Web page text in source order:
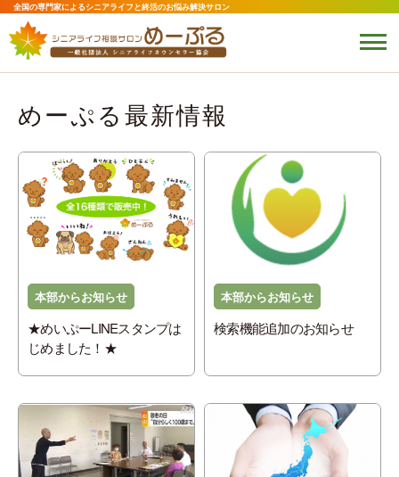
全国の専門家によるシニアライフと終活のお悩み解決サロン
めーぷる最新情報
本部からお知らせ
★めいぷーLINEスタンプは
じめました！★
本部からお知らせ
検索機能追加のお知らせ